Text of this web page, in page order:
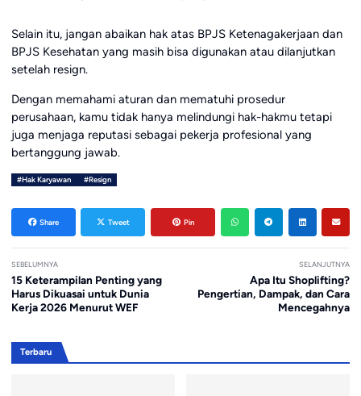
Selain itu, jangan abaikan hak atas BPJS Ketenagakerjaan dan
BPJS Kesehatan yang masih bisa digunakan atau dilanjutkan
setelah resign.
Dengan memahami aturan dan mematuhi prosedur
perusahaan, kamu tidak hanya melindungi hak-hakmu tetapi
juga menjaga reputasi sebagai pekerja profesional yang
bertanggung jawab.
#Hak Karyawan #Resign
Share Tweet Pin
SEBELUMNYA
15 Keterampilan Penting yang
Harus Dikuasai untuk Dunia
Kerja 2026 Menurut WEF
SELANJUTNYA
Apa Itu Shoplifting?
Pengertian, Dampak, dan Cara
Mencegahnya
Terbaru